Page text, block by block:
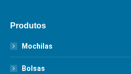
Produtos
Mochilas
Bolsas